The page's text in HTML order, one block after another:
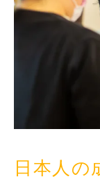
日本人の